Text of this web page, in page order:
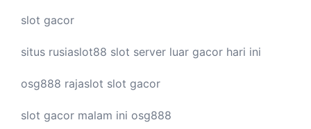
slot gacor
situs rusiaslot88 slot server luar gacor hari ini
osg888 rajaslot slot gacor
slot gacor malam ini osg888